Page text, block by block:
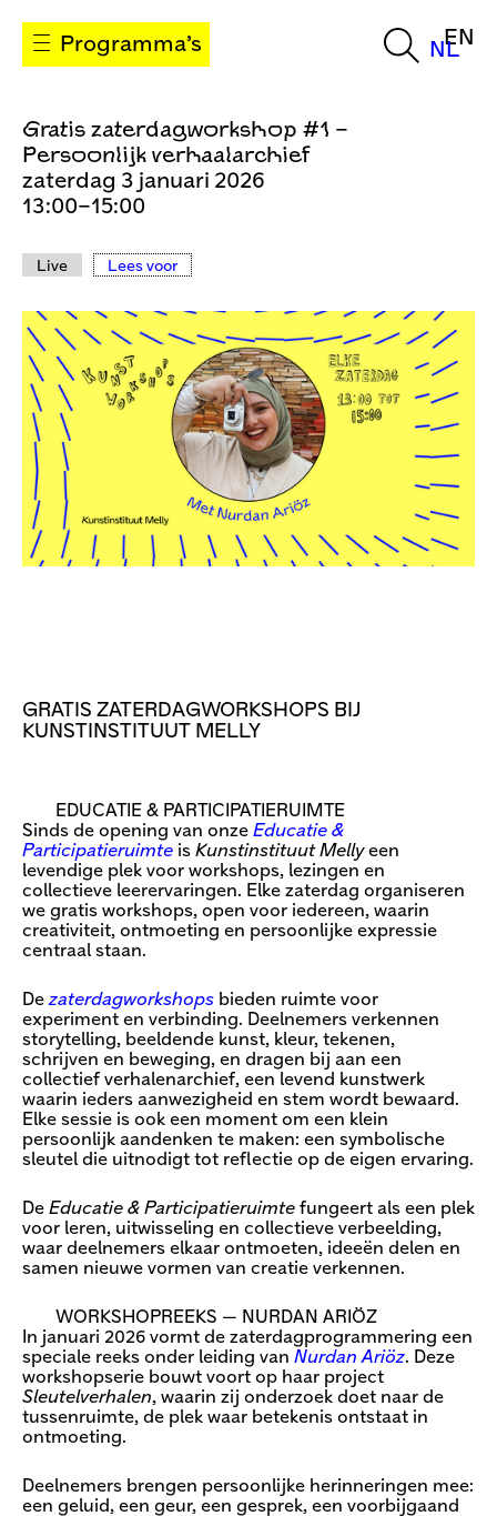
Programma’s NL
EN
Gratis zaterdagworkshop #1 –
Persoonlijk verhaalarchief
zaterdag 3 januari 2026
13:00–15:00
Live Lees voor
GRATIS ZATERDAGWORKSHOPS BIJ
KUNSTINSTITUUT MELLY
EDUCATIE & PARTICIPATIERUIMTE
Sinds de opening van onze Educatie &
Participatieruimte is Kunstinstituut Mellyeen
levendige plek voor workshops, lezingen en
collectieve leerervaringen. Elke zaterdag organiseren
we gratis workshops, open voor iedereen, waarin
creativiteit, ontmoeting en persoonlijke expressie
centraal staan.
De zaterdagworkshops bieden ruimte voor
experiment en verbinding. Deelnemers verkennen
storytelling, beeldende kunst, kleur, tekenen,
schrijven en beweging, en dragen bij aan een
collectief verhalenarchief, een levend kunstwerk
waarin ieders aanwezigheid en stem wordt bewaard.
Elke sessie is ook een moment om een klein
persoonlijk aandenken te maken: een symbolische
sleutel die uitnodigt tot reflectie op de eigen ervaring.
De Educatie & Participatieruimte fungeert als een plek
voor leren, uitwisseling en collectieve verbeelding,
waar deelnemers elkaar ontmoeten, ideeën delen en
samen nieuwe vormen van creatie verkennen.
WORKSHOPREEKS — NURDAN ARIÖZ
In januari 2026 vormt de zaterdagprogrammering een
speciale reeks onder leiding van Nurdan Ariöz. Deze
workshopserie bouwt voort op haar project
Sleutelverhalen, waarin zij onderzoek doet naar de
tussenruimte, de plek waar betekenis ontstaat in
ontmoeting.
Deelnemers brengen persoonlijke herinneringen mee:
een geluid, een geur, een gesprek, een voorbijgaand